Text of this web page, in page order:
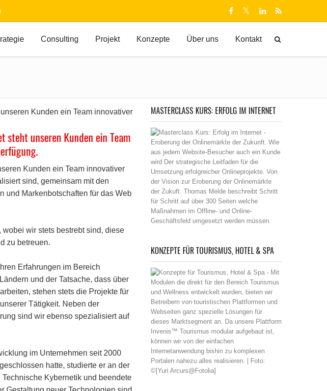
Consulting Projekt Konzepte Über uns Kontakt
steht unseren Kunden ein Team
Kunden ein Team innovativer
sind, gemeinsam mit den
und Markenbotschaften für das Web
wir stets bestrebt sind, diese
zu betreuen.
Erfahrungen im Bereich
und der Tatsache, dass über
stehen stets die Projekte für
Tätigkeit. Neben der
sind wir ebenso spezialisiert auf
im Unternehmen seit 2000
hatte, studierte er an der
Kybernetik und beendete
MASTERCLASS KURS: ERFOLG IM INTERNET
KONZEPTE FÜR TOURISMUS, HOTEL & SPA